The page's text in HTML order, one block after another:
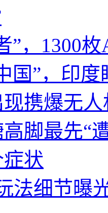
”，1300
国”，印
携爆无
脚最先“
状
法细节